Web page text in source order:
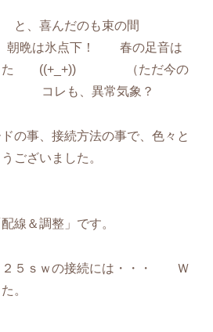
と、喜んだのも束の間
朝晩は氷点下！ 春の足音は
した ((+_+)) （ただ今の
コレも、異常気象？
の事、接続方法の事で、色々と
うございました。
線＆調整」です。
２５ｓｗの接続には・・・ Ｗ
。